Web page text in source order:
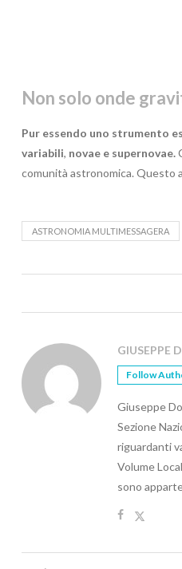
Non solo onde
Pur essendo uno strumento
variabili, novae e supernovae.
comunità astronomica. Questo
ASTRONOMIA MULTIMESSAGERA
GIUSEPPE
Follow
Giuseppe
Sezione
riguardanti
Volume
sono